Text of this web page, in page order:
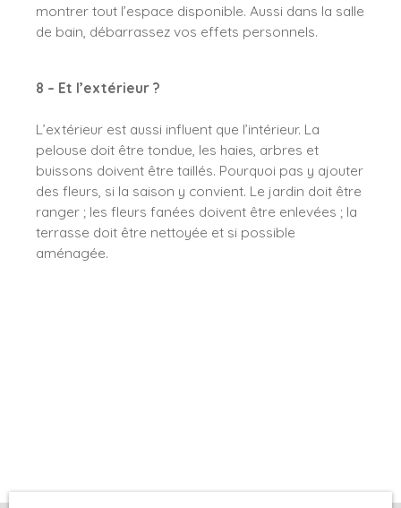
montrer tout l’espace disponible. Aussi dans la salle
de bain, débarrassez vos effets personnels.
8 – Et l’extérieur ?
L’extérieur est aussi influent que l’intérieur. La
pelouse doit être tondue, les haies, arbres et
buissons doivent être taillés. Pourquoi pas y ajouter
des fleurs, si la saison y convient. Le jardin doit être
ranger ; les fleurs fanées doivent être enlevées ; la
terrasse doit être nettoyée et si possible
aménagée.